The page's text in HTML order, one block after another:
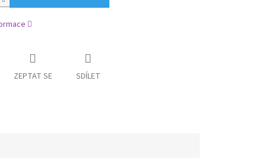
ZEPTAT SE SDÍLET